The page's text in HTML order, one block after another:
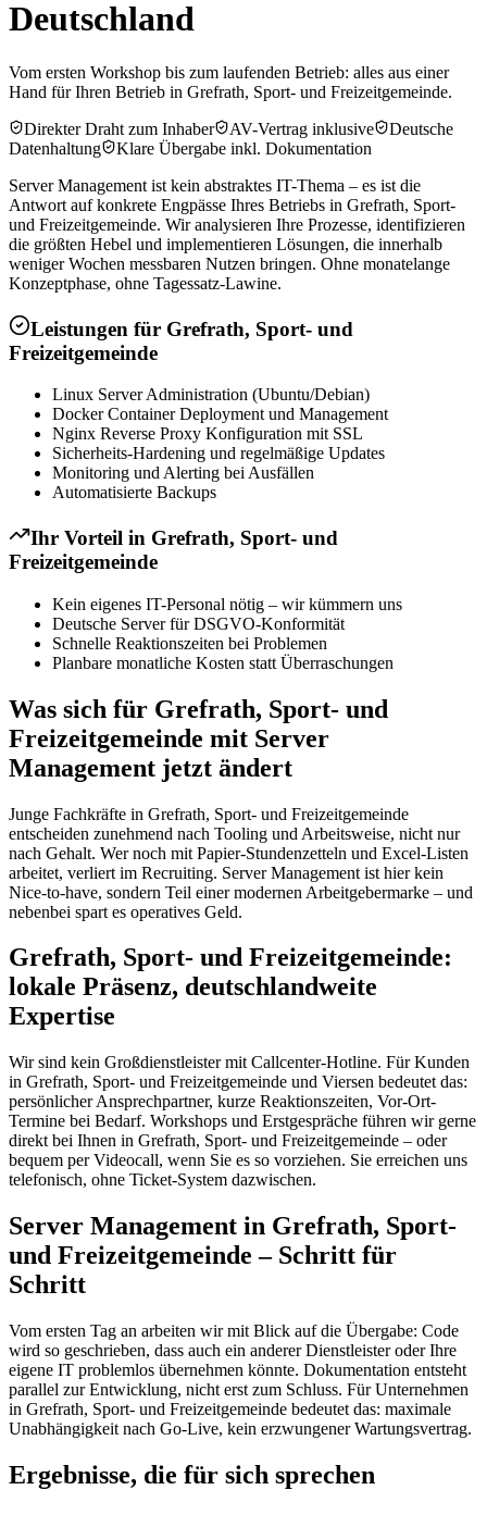
Deutschland
Vom ersten Workshop bis zum laufenden Betrieb: alles aus einer
Hand für Ihren Betrieb in Grefrath, Sport- und Freizeitgemeinde.
Direkter Draht zum Inhaber
AV-Vertrag inklusive
Deutsche
Datenhaltung
Klare Übergabe inkl. Dokumentation
Server Management ist kein abstraktes IT-Thema – es ist die
Antwort auf konkrete Engpässe Ihres Betriebs in Grefrath, Sport-
und Freizeitgemeinde. Wir analysieren Ihre Prozesse, identifizieren
die größten Hebel und implementieren Lösungen, die innerhalb
weniger Wochen messbaren Nutzen bringen. Ohne monatelange
Konzeptphase, ohne Tagessatz-Lawine.
Leistungen für Grefrath, Sport- und
Freizeitgemeinde
Linux Server Administration (Ubuntu/Debian)
Docker Container Deployment und Management
Nginx Reverse Proxy Konfiguration mit SSL
Sicherheits-Hardening und regelmäßige Updates
Monitoring und Alerting bei Ausfällen
Automatisierte Backups
Ihr Vorteil in Grefrath, Sport- und
Freizeitgemeinde
Kein eigenes IT-Personal nötig – wir kümmern uns
Deutsche Server für DSGVO-Konformität
Schnelle Reaktionszeiten bei Problemen
Planbare monatliche Kosten statt Überraschungen
Was sich für Grefrath, Sport- und
Freizeitgemeinde mit Server
Management jetzt ändert
Junge Fachkräfte in Grefrath, Sport- und Freizeitgemeinde
entscheiden zunehmend nach Tooling und Arbeitsweise, nicht nur
nach Gehalt. Wer noch mit Papier-Stundenzetteln und Excel-Listen
arbeitet, verliert im Recruiting. Server Management ist hier kein
Nice-to-have, sondern Teil einer modernen Arbeitgebermarke – und
nebenbei spart es operatives Geld.
Grefrath, Sport- und Freizeitgemeinde:
lokale Präsenz, deutschlandweite
Expertise
Wir sind kein Großdienstleister mit Callcenter-Hotline. Für Kunden
in Grefrath, Sport- und Freizeitgemeinde und Viersen bedeutet das:
persönlicher Ansprechpartner, kurze Reaktionszeiten, Vor-Ort-
Termine bei Bedarf. Workshops und Erstgespräche führen wir gerne
direkt bei Ihnen in Grefrath, Sport- und Freizeitgemeinde – oder
bequem per Videocall, wenn Sie es so vorziehen. Sie erreichen uns
telefonisch, ohne Ticket-System dazwischen.
Server Management in Grefrath, Sport-
und Freizeitgemeinde – Schritt für
Schritt
Vom ersten Tag an arbeiten wir mit Blick auf die Übergabe: Code
wird so geschrieben, dass auch ein anderer Dienstleister oder Ihre
eigene IT problemlos übernehmen könnte. Dokumentation entsteht
parallel zur Entwicklung, nicht erst zum Schluss. Für Unternehmen
in Grefrath, Sport- und Freizeitgemeinde bedeutet das: maximale
Unabhängigkeit nach Go-Live, kein erzwungener Wartungsvertrag.
Ergebnisse, die für sich sprechen